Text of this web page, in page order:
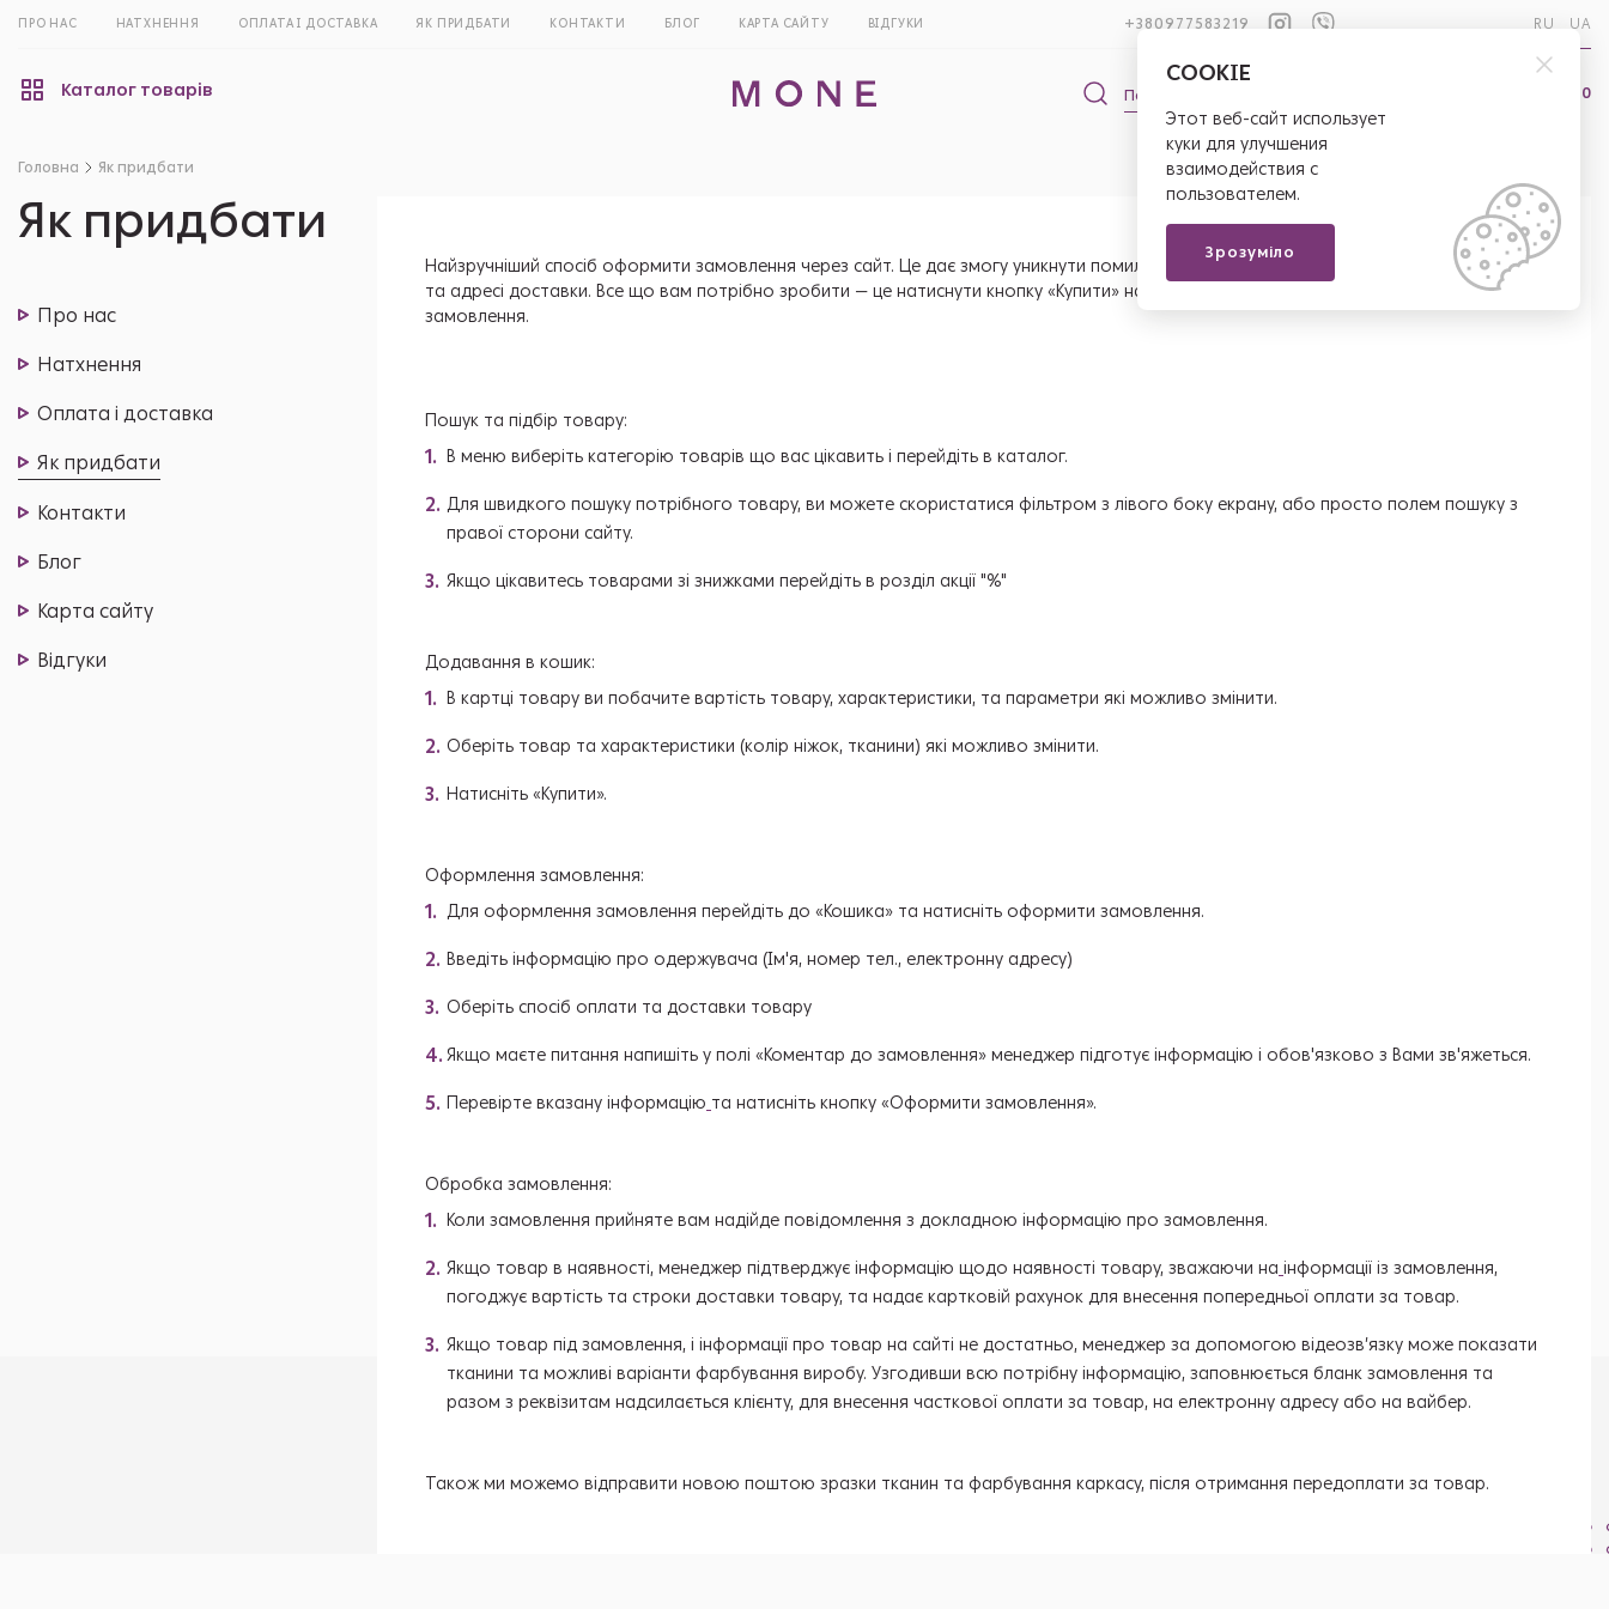
ПРО НАС НАТХНЕННЯ ОПЛАТА І ДОСТАВКА ЯК ПРИДБАТИ КОНТАКТИ БЛОГ КАРТА САЙТУ ВІДГУКИ +380977583219 RU UA
Каталог товарів 0
Головна Як придбати
Як придбати
Про нас
Натхнення
Оплата і доставка
Як придбати
Контакти
Блог
Карта сайту
Відгуки
Найзручніший спосіб оформити замовлення через сайт. Це дає змогу уникнути помилок в імені замовника, назві товару і кількості,
та адресі доставки. Все що вам потрібно зробити — це натиснути кнопку «Купити» на сторінці обраного товару і оформити
замовлення.
Пошук та підбір товару:
В меню виберіть категорію товарів що вас цікавить і перейдіть в каталог.
Для швидкого пошуку потрібного товару, ви можете скористатися фільтром з лівого боку екрану, або просто полем пошуку з
правої сторони сайту.
Якщо цікавитесь товарами зі знижками перейдіть в розділ акції "%"
Додавання в кошик:
В картці товару ви побачите вартість товару, характеристики, та параметри які можливо змінити.
Оберіть товар та характеристики (колір ніжок, тканини) які можливо змінити.
Натисніть «Купити».
Оформлення замовлення:
Для оформлення замовлення перейдіть до «Кошика» та натисніть оформити замовлення.
Введіть інформацію про одержувача (Ім'я, номер тел., електронну адресу)
Оберіть спосіб оплати та доставки товару
Якщо маєте питання напишіть у полі «Коментар до замовлення» менеджер підготує інформацію і обов'язково з Вами зв'яжеться.
Перевірте вказану інформацію та натисніть кнопку «Оформити замовлення».
Обробка замовлення:
Коли замовлення прийняте вам надійде повідомлення з докладною інформацію про замовлення.
Якщо товар в наявності, менеджер підтверджує інформацію щодо наявності товару, зважаючи на інформації із замовлення,
погоджує вартість та строки доставки товару, та надає картковій рахунок для внесення попередньої оплати за товар.
Якщо товар під замовлення, і інформації про товар на сайті не достатньо, менеджер за допомогою відеозв’язку може показати
тканини та можливі варіанти фарбування виробу. Узгодивши всю потрібну інформацію, заповнюється бланк замовлення та
разом з реквізитам надсилається клієнту, для внесення часткової оплати за товар, на електронну адресу або на вайбер.
Також ми можемо відправити новою поштою зразки тканин та фарбування каркасу, після отримання передоплати за товар.
COOKIE
Этот веб-сайт использует
куки для улучшения
взаимодействия с
пользователем.
Зрозуміло